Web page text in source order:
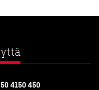
4150 450